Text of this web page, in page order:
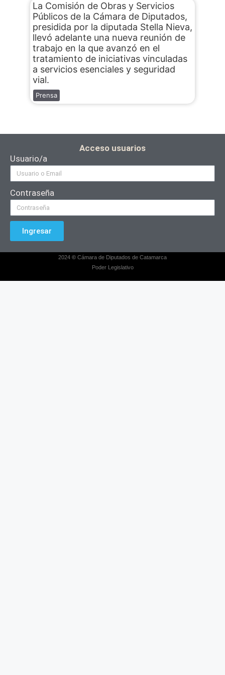
La Comisión de Obras y Servicios
Públicos de la Cámara de Diputados,
presidida por la diputada Stella Nieva,
llevó adelante una nueva reunión de
trabajo en la que avanzó en el
tratamiento de iniciativas vinculadas
a servicios esenciales y seguridad
vial.
Prensa
Acceso usuarios
Usuario/a
Contraseña
Ingresar
2024 © Cámara de Diputados de Catamarca
Poder Legislativo